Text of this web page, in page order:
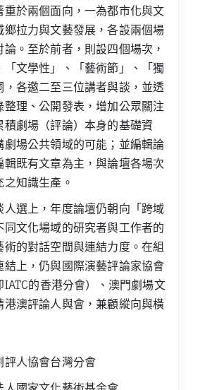
重於兩個面向，一為都市化與文
鄉拉力與文藝發展，各設兩個場
。至於前者，則設四個場次，
文學性」、「藝術節」、「獨
，各邀二至三位講者與談，並透
理、公開發表，增加公眾關注
積劇場（評論）本身的基礎資
劇場公共領域的可能；並編輯論
既有文章為主，與論壇各場次
知識生產。
人選上，年度論壇仍朝向「跨域
同文化場域的研究者與工作者的
的對話空間與連結力度。在組
結上，仍與國際演藝評論家協會
IATC的香港分會）、澳門劇場文
港澳評論人與會，兼顧縱向與橫
評人協會台灣分會